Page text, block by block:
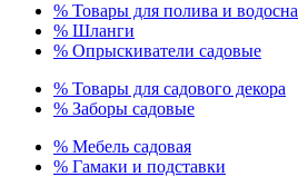
% Товары для полива и
% Шланги
% Опрыскиватели садовые
% Товары для садового декора
% Заборы садовые
% Мебель садовая
% Гамаки и подставки